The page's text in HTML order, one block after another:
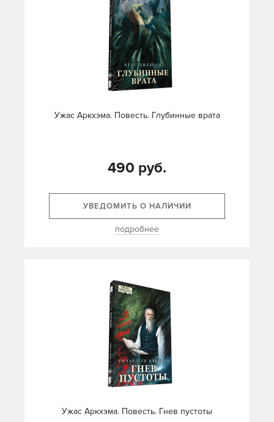
Ужас Аркхэма. Повесть. Глубинные врата
490 руб.
УВЕДОМИТЬ О НАЛИЧИИ
подробнее
Ужас Аркхэма. Повесть. Гнев пустоты